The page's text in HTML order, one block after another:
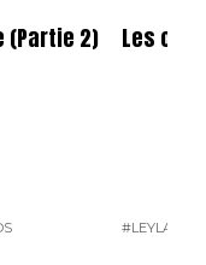
(Partie 2) Les
#LEYLAND